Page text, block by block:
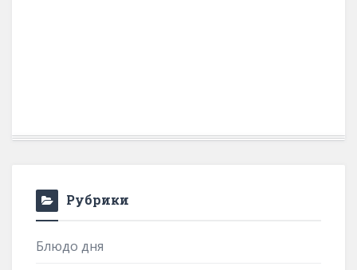
Рубрики
Блюдо дня